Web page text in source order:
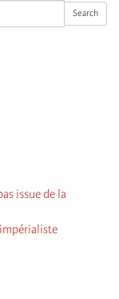
Search
issue de la